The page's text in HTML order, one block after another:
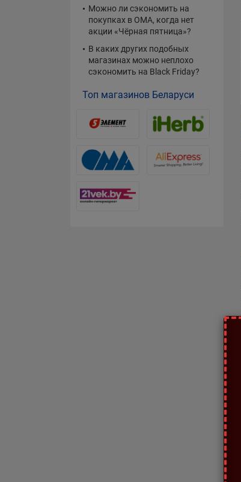
Можно ли сэкономить на
покупках в OMA, когда нет
акции «Чёрная пятница»?
В каких других подобных
магазинах можно неплохо
сэкономить на Black Friday?
Топ магазинов Беларуси